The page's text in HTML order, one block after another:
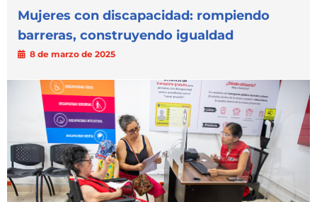
Mujeres con discapacidad: rompiendo
barreras, construyendo igualdad
8 de marzo de 2025